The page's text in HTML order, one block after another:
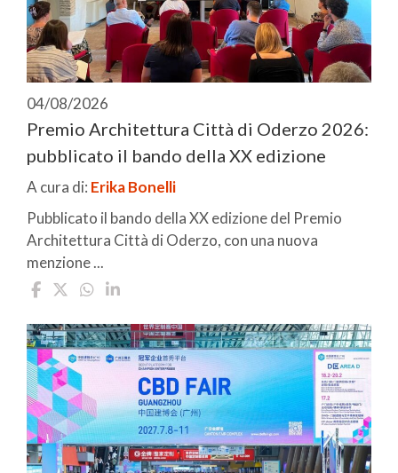
04/08/2026
Premio Architettura Città di Oderzo 2026:
pubblicato il bando della XX edizione
A cura di: Erika Bonelli
Pubblicato il bando della XX edizione del Premio
Architettura Città di Oderzo, con una nuova
menzione ...